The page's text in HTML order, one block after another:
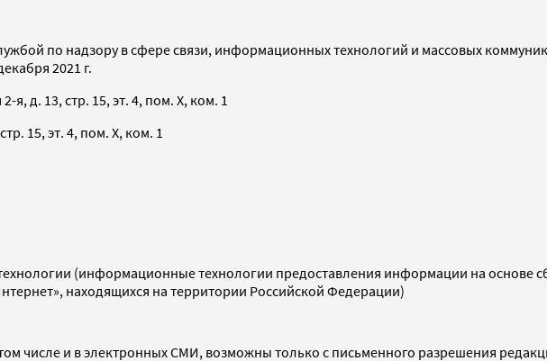
по надзору в сфере связи, информационных технологий и массовых
2021 г.
я, д. 13, стр. 15, эт. 4, пом. X, ком. 1
15, эт. 4, пом. X, ком. 1
(информационные технологии предоставления информации на основе
находящихся на территории Российской Федерации)
числе и в электронных СМИ, возможны только с письменного разрешения